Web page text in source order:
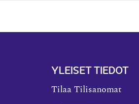
YLEISET TIEDOT
Tilaa Tilisanomat